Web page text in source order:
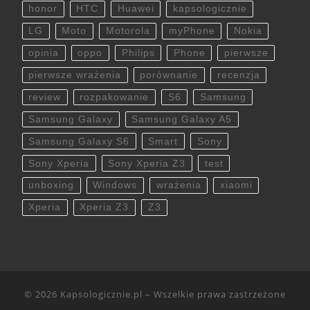
honor HTC Huawei kapsologicznie
LG Moto Motorola myPhone Nokia
opinia oppo Philips Phone pierwsze
pierwsze wrażenia porównanie recenzja
review rozpakowanie S6 Samsung
Samsung Galaxy Samsung Galaxy A5
Samsung Galaxy S6 Smart Sony
Sony Xperia Sony Xperia Z3 test
unboxing Windows wrażenia xiaomi
Xperia Xperia Z3 Z3
© 2026 Kapsologicznie.pl – Wszelkie prawa zastrzeżone